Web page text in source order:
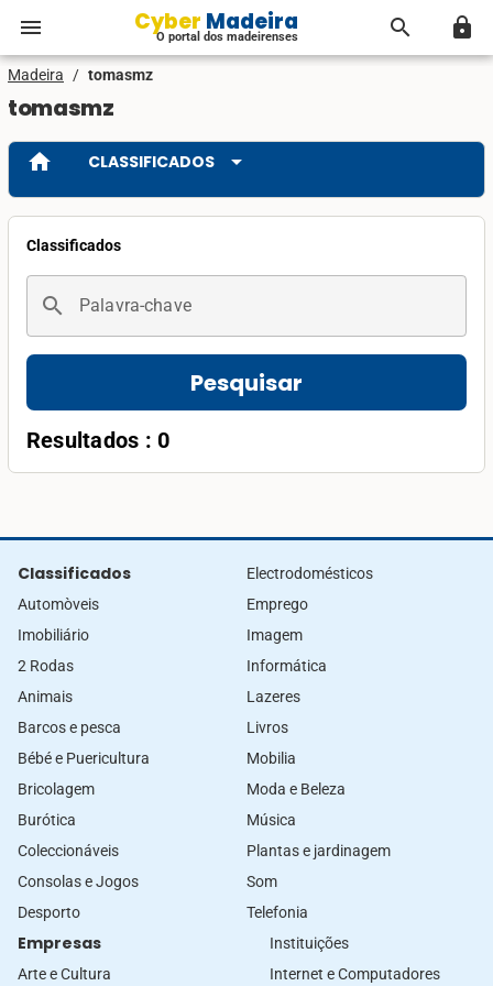
menu Cyber Madeira
O portal dos madeirenses search lock
Madeira / tomasmz
tomasmz
home CLASSIFICADOS arrow_drop_down
Classificados
search Palavra-chave
Pesquisar
Resultados : 0
Classificados
Automòveis
Imobiliário
2 Rodas
Animais
Barcos e pesca
Bébé e Puericultura
Bricolagem
Burótica
Coleccionáveis
Consolas e Jogos
Desporto
Electrodomésticos
Emprego
Imagem
Informática
Lazeres
Livros
Mobilia
Moda e Beleza
Música
Plantas e jardinagem
Som
Telefonia
Empresas
Arte e Cultura
Instituições
Internet e Computadores